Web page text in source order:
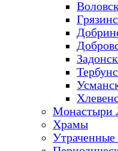
Монастыри
Храмы